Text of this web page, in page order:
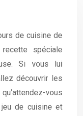
de cuisine de
spéciale
Si vous lui
découvrir les
vous
de cuisine et